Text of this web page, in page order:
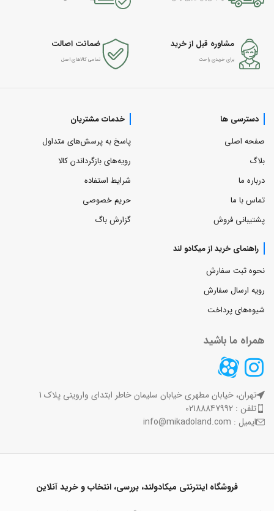
مشاوره قبل از خرید
برای خریدی راحت
ضمانت اصالت
تمامی کالاهای اصل
دسترسی ها
صفحه اصلی
بلاگ
درباره ما
تماس با ما
پشتیبانی فروش
خدمات مشتریان
پاسخ به پرسش‌های متداول
رویه‌های بازگرداندن کالا
شرایط استفاده
حریم خصوصی
گزارش باگ
راهنمای خرید از میکادو لند
نحوه ثبت سفارش
رویه ارسال سفارش
شیوه‌های پرداخت
همراه ما باشید
تهران، خیابان مطهری خیابان سلیمان خاطر ابتدای واروینی پلاک 1
تلفن : 02188847992
ایمیل : info@mikadoland.com
فروشگاه اینترنتی میکادولند، بررسی، انتخاب و خرید آنلاین